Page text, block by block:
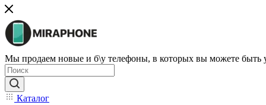
Мы продаем новые и б\у телефоны, в которых вы можете быть
Каталог